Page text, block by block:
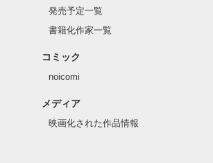
発売予定一覧
書籍化作家一覧
コミック
noicomi
メディア
映画化された作品情報